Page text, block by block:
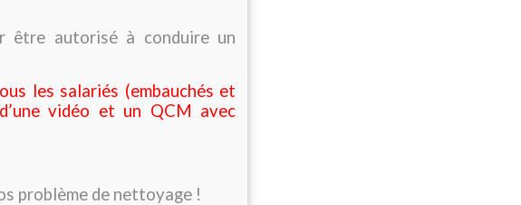
être autorisé à conduire un
les salariés (embauchés et
vidéo et un QCM avec
problème de nettoyage !